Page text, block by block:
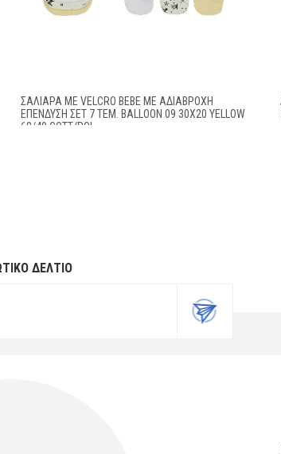
ΣΑΛΙΆΡΑ ΜΕ VELCRO BEBE ΜΕ ΑΔΙΆΒΡΟΧΗ
ΕΠΈΝΔΥΣΗ ΣΕΤ 7 ΤΕΜ. BALLOON 09 30X20 YELLOW
60/40 COTT/POL
ΔΕΛΤΊΟ